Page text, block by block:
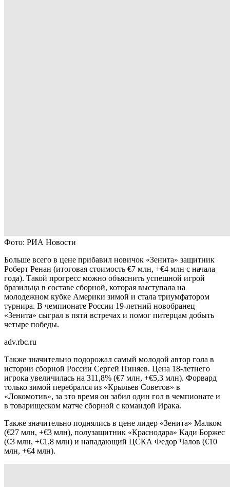
Фото: РИА Новости
Больше всего в цене прибавил новичок «Зенита» защитник
Роберт Ренан (итоговая стоимость €7 млн, +€4 млн с начала
года). Такой прогресс можно объяснить успешной игрой
бразильца в составе сборной, которая выступала на
молодежном кубке Америки зимой и стала триумфатором
турнира. В чемпионате России 19-летний новобранец
«Зенита» сыграл в пяти встречах и помог питерцам добыть
четыре победы.
adv.rbc.ru
Также значительно подорожал самый молодой автор гола в
истории сборной России Сергей Пиняев. Цена 18-летнего
игрока увеличилась на 311,8% (€7 млн, +€5,3 млн). Форвард
только зимой перебрался из «Крыльев Советов» в
«Локомотив», за это время он забил один гол в чемпионате и
в товарищеском матче сборной с командой Ирака.
Также значительно поднялись в цене лидер «Зенита» Малком
(€27 млн, +€3 млн), полузащитник «Краснодара» Кади Боржес
(€3 млн, +€1,8 млн) и нападающий ЦСКА Федор Чалов (€10
млн, +€4 млн).